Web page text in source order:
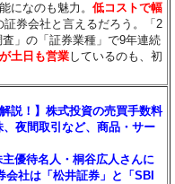
になのも魅力。低コストで幅
証券会社と言えるだろう。「2
」の「証券業種」で9年連続
土日も営業しているのも、初
説！】株式投資の売買手数料
夜間取引など、商品・サー
優待名人・桐谷広人さんに
社は「松井証券」と「SBI